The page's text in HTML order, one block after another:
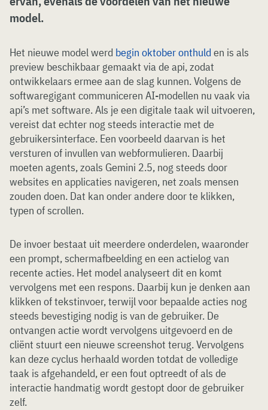
model.
Het nieuwe model werd begin oktober onthuld en is als
preview beschikbaar gemaakt via de api, zodat
ontwikkelaars ermee aan de slag kunnen. Volgens de
softwaregigant communiceren AI-modellen nu vaak via
api’s met software. Als je een digitale taak wil uitvoeren,
vereist dat echter nog steeds interactie met de
gebruikersinterface. Een voorbeeld daarvan is het
versturen of invullen van webformulieren. Daarbij
moeten agents, zoals Gemini 2.5, nog steeds door
websites en applicaties navigeren, net zoals mensen
zouden doen. Dat kan onder andere door te klikken,
typen of scrollen.
De invoer bestaat uit meerdere onderdelen, waaronder
een prompt, schermafbeelding en een actielog van
recente acties. Het model analyseert dit en komt
vervolgens met een respons. Daarbij kun je denken aan
klikken of tekstinvoer, terwijl voor bepaalde acties nog
steeds bevestiging nodig is van de gebruiker. De
ontvangen actie wordt vervolgens uitgevoerd en de
cliënt stuurt een nieuwe screenshot terug. Vervolgens
kan deze cyclus herhaald worden totdat de volledige
taak is afgehandeld, er een fout optreedt of als de
interactie handmatig wordt gestopt door de gebruiker
zelf.